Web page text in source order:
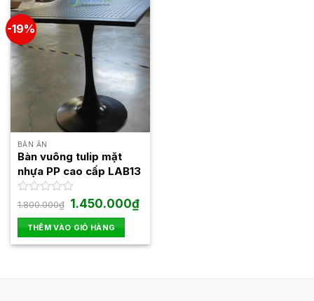
-19%
BÀN ĂN
Bàn vuông tulip mặt
nhựa PP cao cấp LAB13
Được
hạng
0
5
1.800.000₫ Giá
gốc
là:
1.800.000₫.
1.450.000₫Giá
hiện
THÊM VÀO GIỎ HÀNG